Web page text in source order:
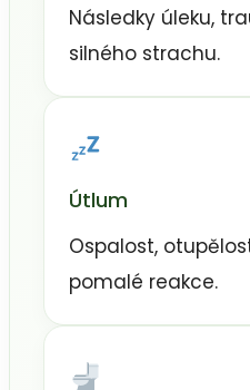
Následky úleku,
silného strachu.
Útlum
Ospalost,
pomalé reakce.